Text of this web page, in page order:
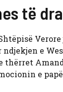
të
e
e